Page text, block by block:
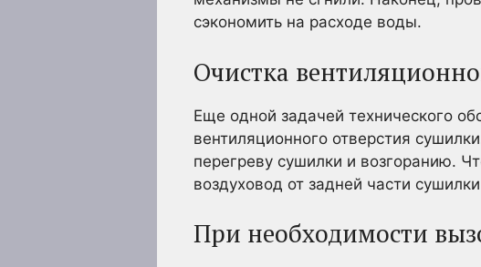
сэкономить на расходе воды.
Очистка
Еще одной задачей технического
вентиляционного отверстия
перегреву сушилки и возгоранию.
воздуховод от задней части
При необходимости